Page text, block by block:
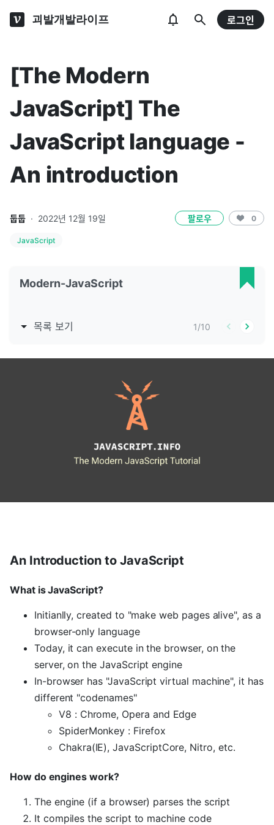
괴발개발라이프 로그인
[The Modern
JavaScript] The
JavaScript language -
An introduction
둡둡 · 2022년 12월 19일 팔로우 0
JavaScript
Modern-JavaScript
목록 보기 1/10
An Introduction to JavaScript
What is JavaScript?
Initianlly, created to "make web pages alive", as a
browser-only language
Today, it can execute in the browser, on the
server, on the JavaScript engine
In-browser has "JavaScript virtual machine", it has
different "codenames"
V8 : Chrome, Opera and Edge
SpiderMonkey : Firefox
Chakra(IE), JavaScriptCore, Nitro, etc.
How do engines work?
The engine (if a browser) parses the script
It compiles the script to machine code